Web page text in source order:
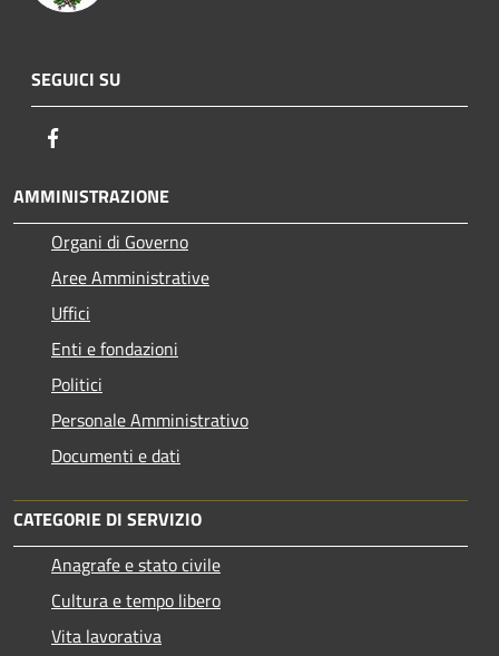
SEGUICI SU
AMMINISTRAZIONE
Organi di Governo
Aree Amministrative
Uffici
Enti e fondazioni
Politici
Personale Amministrativo
Documenti e dati
CATEGORIE DI SERVIZIO
Anagrafe e stato civile
Cultura e tempo libero
Vita lavorativa